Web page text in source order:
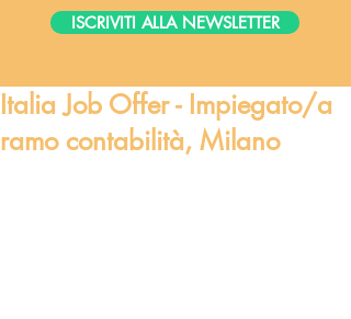
ISCRIVITI ALLA NEWSLETTER
Italia Job Offer - Impiegato/a
ramo contabilità, Milano